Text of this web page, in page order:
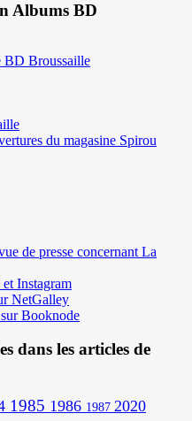
Albums BD
BD Broussaille
du magasine Spirou
de presse concernant La
Instagram
NetGalley
Booknode
dans les articles de
1985 1986 1987 2020